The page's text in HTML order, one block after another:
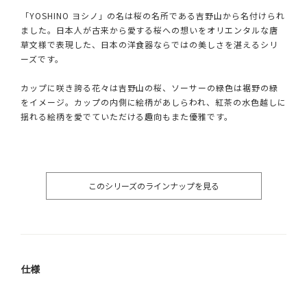
「YOSHINO ヨシノ」の名は桜の名所である吉野山から名付けられ
ました。日本人が古来から愛する桜への想いをオリエンタルな唐
草文様で表現した、日本の洋食器ならではの美しさを湛えるシリ
ーズです。
カップに咲き誇る花々は吉野山の桜、ソーサーの緑色は裾野の緑
をイメージ。カップの内側に絵柄があしらわれ、紅茶の水色越しに
揺れる絵柄を愛でていただける趣向もまた優雅です。
このシリーズのラインナップを見る
仕様